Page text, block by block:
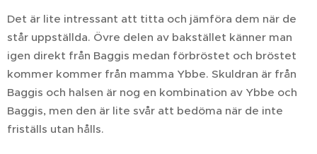
Det är lite intressant att titta och jämföra dem när de
står uppställda. Övre delen av bakstället känner man
igen direkt från Baggis medan förbröstet och bröstet
kommer kommer från mamma Ybbe. Skuldran är från
Baggis och halsen är nog en kombination av Ybbe och
Baggis, men den är lite svår att bedöma när de inte
friställs utan hålls.